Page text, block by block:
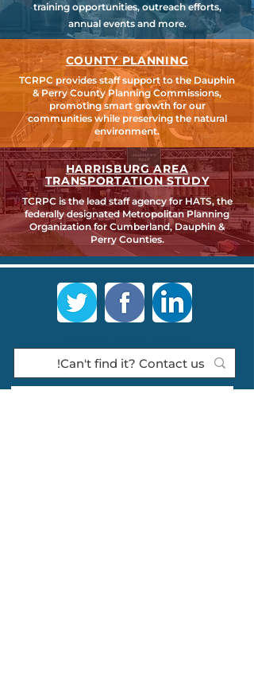
training opportunities, outreach efforts,
annual events and more.
COUNTY PLANNING
TCRPC provides staff support to the Dauphin
& Perry County Planning Commissions,
promoting smart growth for our
communities while preserving the natural
environment.
HARRISBURG AREA
TRANSPORTATION STUDY
TCRPC is the lead staff agency for HATS, the
federally designated Metropolitan Planning
Organization for Cumberland, Dauphin &
Perry Counties.